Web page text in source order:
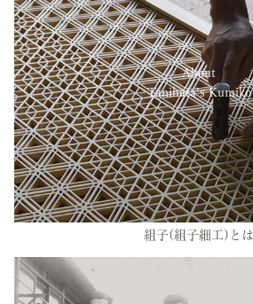
About
Tanihata’s Kumiko
組子(組子細工)とは